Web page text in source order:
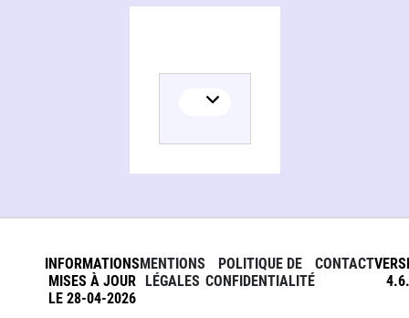
INFORMATIONS
MISES À JOUR
LE 28-04-2026
MENTIONS
LÉGALES
POLITIQUE DE
CONFIDENTIALITÉ
CONTACT